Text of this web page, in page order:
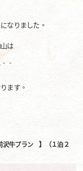
なりました。
は
＾
ます。
牛プラン 】（１泊２